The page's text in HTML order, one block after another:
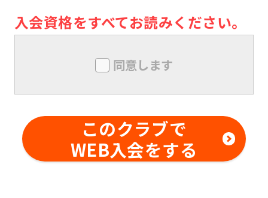
トラブルについても同様とします。
メンバーは、本クラブにおいて、技量
ブの事前の書面による承諾なしに、対
価を得て他の利用者に対する指導行為
を行ってはならないものとします。メ
入会資格をすべてお読みください。
同意します
このクラブで
WEB入会をする